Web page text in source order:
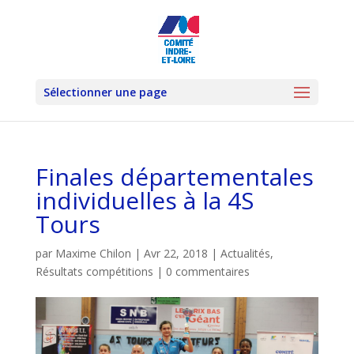
Sélectionner une page
Finales départementales
individuelles à la 4S
Tours
par Maxime Chilon | Avr 22, 2018 | Actualités,
Résultats compétitions | 0 commentaires